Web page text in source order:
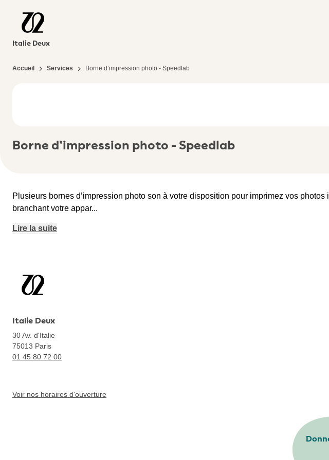
Italie Deux
Accueil Services Borne d’impression photo - Speedlab
Borne d’impression photo - Speedlab
Plusieurs bornes d’impression photo son à votre disposition pour imprimez vos
branchant votre appar...
Lire la suite
Italie Deux
30 Av. d'Italie
75013 Paris
01 45 80 72 00
Voir nos horaires d'ouverture